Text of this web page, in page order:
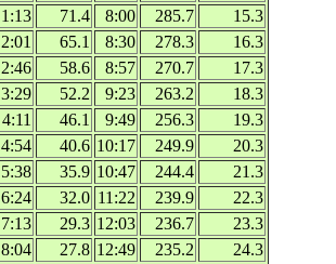
1:13 71.4 8:00 285.7
15.3
2:01 65.1 8:30 278.3
16.3
2:46 58.6 8:57 270.7
17.3
3:29 52.2 9:23 263.2
18.3
4:11 46.1 9:49 256.3
19.3
4:54 40.6 10:17 249.9
20.3
5:38 35.9 10:47 244.4
21.3
6:24 32.0 11:22 239.9
22.3
7:13 29.3 12:03 236.7
23.3
8:04 27.8 12:49 235.2
24.3